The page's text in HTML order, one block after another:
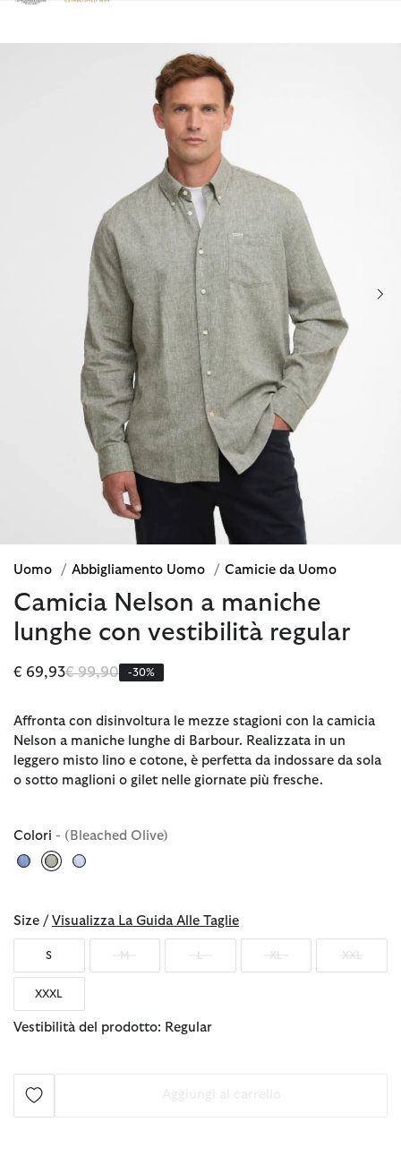
Clicca per visualizzare la nostra Dichiarazione di Accessibilità
Uomo / Abbigliamento Uomo / Camicie da Uomo
Camicia Nelson a maniche
lunghe con vestibilità regular
€ 69,93Prezzo ridotto da
€ 99,90a -30%
Affronta con disinvoltura le mezze stagioni con la camicia
Nelson a maniche lunghe di Barbour. Realizzata in un
leggero misto lino e cotone, è perfetta da indossare da sola
o sotto maglioni o gilet nelle giornate più fresche.
Colori - (Bleached Olive)
Size / Visualizza La Guida Alle Taglie
S M XL XXL
XXXL
Vestibilità del prodotto: Regular